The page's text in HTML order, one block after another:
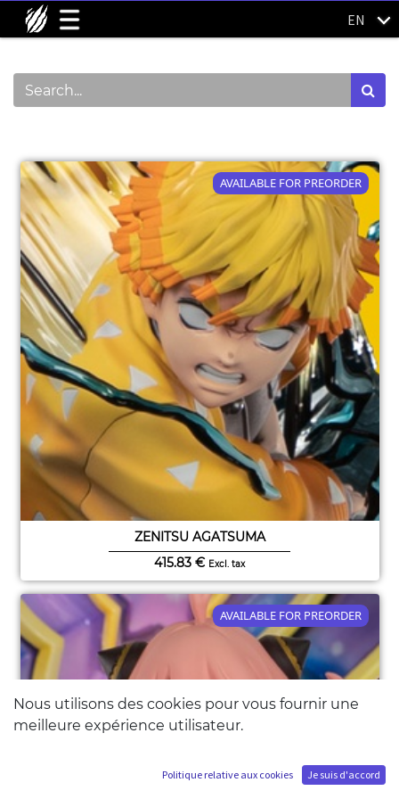
EN
AVAILABLE FOR PREORDER
ZENITSU AGATSUMA
415.83 € Excl. tax
AVAILABLE FOR PREORDER
Nous utilisons des cookies pour vous fournir une
meilleure expérience utilisateur.
Politique relative aux cookies Je suis d'accord